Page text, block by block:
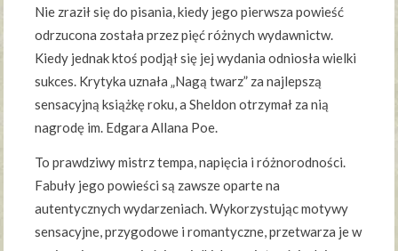
Nie zraził się do pisania, kiedy jego pierwsza powieść
odrzucona została przez pięć różnych wydawnictw.
Kiedy jednak ktoś podjął się jej wydania odniosła wielki
sukces. Krytyka uznała „Nagą twarz” za najlepszą
sensacyjną książkę roku, a Sheldon otrzymał za nią
nagrodę im. Edgara Allana Poe.
To prawdziwy mistrz tempa, napięcia i różnorodności.
Fabuły jego powieści są zawsze oparte na
autentycznych wydarzeniach. Wykorzystując motywy
sensacyjne, przygodowe i romantyczne, przetwarza je w